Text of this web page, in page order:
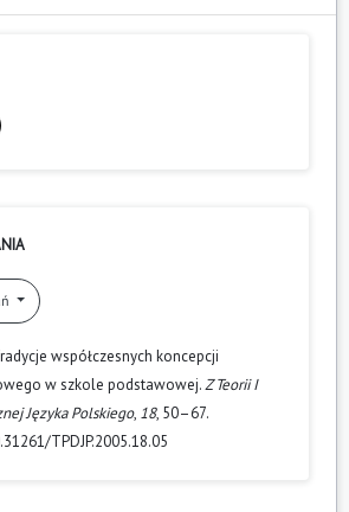
współczesnych koncepcji
w szkole podstawowej.Z Teorii I
Języka Polskiego, 18, 50–67.
TPDJP.2005.18.05